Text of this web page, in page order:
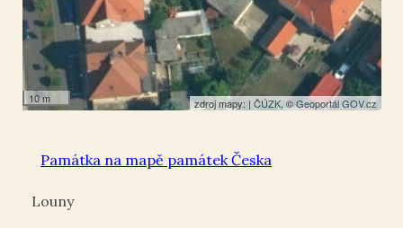
10 m zdroj mapy: | ČÚZK, ©Geoportál GOV.cz
Památka na mapě památek Česka
Louny